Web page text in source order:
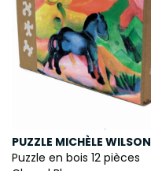
PUZZLE MICHÈLE WILSON
Puzzle en bois 12 pièces